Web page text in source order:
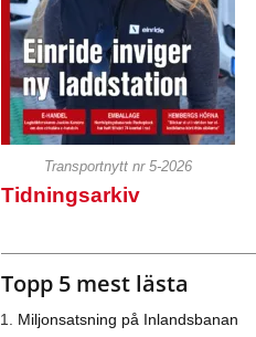
Transportnytt nr 5-2026
Tidningsarkiv
Topp 5 mest lästa
Miljonsatsning på Inlandsbanan